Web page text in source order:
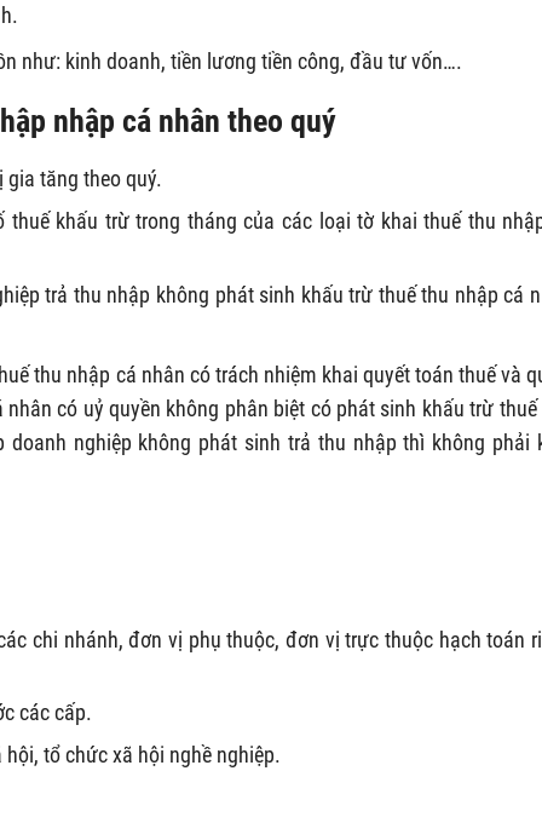
như: kinh doanh, tiền lương tiền công, đầu tư vốn….
nhập cá nhân theo quý
gia tăng theo quý.
thuế khấu trừ trong tháng của các loại tờ khai thuế thu
trả thu nhập không phát sinh khấu trừ thuế thu nhập cá
thu nhập cá nhân có trách nhiệm khai quyết toán thuế và
có uỷ quyền không phân biệt có phát sinh khấu trừ thuế
nghiệp không phát sinh trả thu nhập thì không phải
chi nhánh, đơn vị phụ thuộc, đơn vị trực thuộc hạch toán
các cấp.
tổ chức xã hội nghề nghiệp.